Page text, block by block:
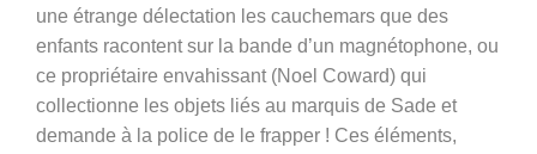
une étrange délectation les cauchemars que des
enfants racontent sur la bande d’un magnétophone, ou
ce propriétaire envahissant (Noel Coward) qui
collectionne les objets liés au marquis de Sade et
demande à la police de le frapper ! Ces éléments,